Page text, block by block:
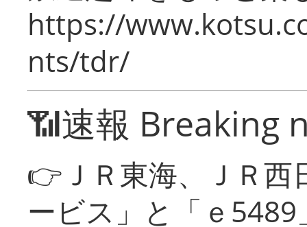
https://
nts/tdr/
📶速報 Breaking
👉ＪＲ東海、ＪＲ
ービス」と「ｅ